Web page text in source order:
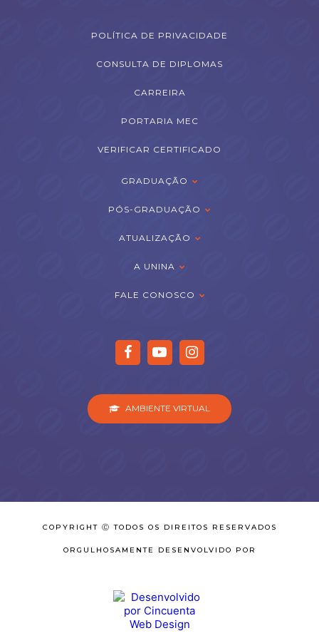
POLÍTICA DE PRIVACIDADE
CONSULTA DE DIPLOMAS
CARREIRA
PORTARIA MEC
VERIFICAR CERTIFICADO
GRADUAÇÃO
PÓS-GRADUAÇÃO
ATUALIZAÇÃO
A UNINA
FALE CONOSCO
AMBIENTE VIRTUAL
COPYRIGHT Ⓒ TODOS OS DIREITOS RESERVADOS
ORGULHOSAMENTE DESENVOLVIDO POR